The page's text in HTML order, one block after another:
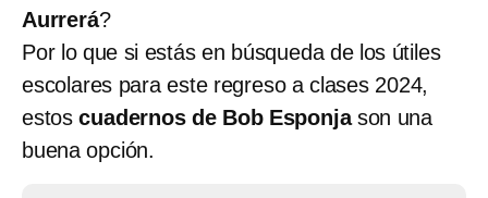
Aurrerá?
Por lo que si estás en búsqueda de los útiles
escolares para este regreso a clases 2024,
estoscuadernos de Bob Esponjason una
buena opción.